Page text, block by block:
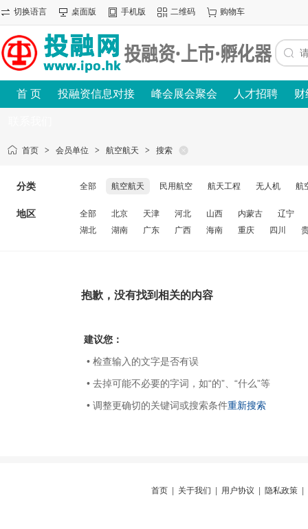
切换语言 桌面版 手机版 二维码 购物车
首 页 投融资信息对接 峰会展会聚会 人才招聘 财
首页 > 会员单位 > 航空航天 > 搜索
分类 全部 航空航天 民用航空 航天工程 无人机 航
地区 全部 北京 天津 河北 山西 内蒙古
辽宁
湖北
湖南 广东 广西 海南 重庆 四川
抱歉，没有找到相关的内容
建议您：
• 检查输入的文字是否有误
• 去掉可能不必要的字词，如“的”、“什么”等
• 调整更确切的关键词或搜索条件重新搜索
首页 关于我们 用户协议 隐私政策